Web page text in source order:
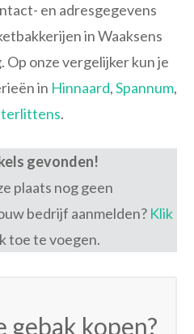
en adresgegevens
in Waaksens
Op onze vergelijker kun je
in Hinnaard,Spannum,
.
gevonden!
plaats nog geen
bedrijf aanmelden? Klik
toe te voegen.
gebak kopen?